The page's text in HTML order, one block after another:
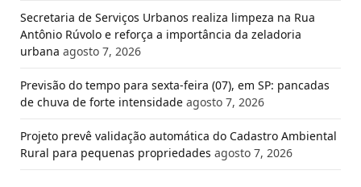
Secretaria de Serviços Urbanos realiza limpeza na Rua
Antônio Rúvolo e reforça a importância da zeladoria
urbana agosto 7, 2026
Previsão do tempo para sexta-feira (07), em SP: pancadas
de chuva de forte intensidade agosto 7, 2026
Projeto prevê validação automática do Cadastro Ambiental
Rural para pequenas propriedades agosto 7, 2026